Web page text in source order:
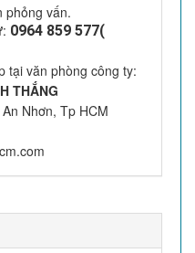
phỏng vấn.
: 0964 859 577(
tại văn phòng công ty:
THẮNG
Nhơn, Tp HCM